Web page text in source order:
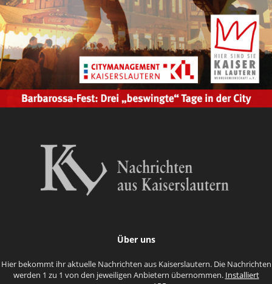
Über uns
Hier bekommt ihr aktuelle Nachrichten aus Kaiserslautern. Die Nachrichten
werden 1 zu 1 von den jeweiligen Anbietern übernommen. Installiert